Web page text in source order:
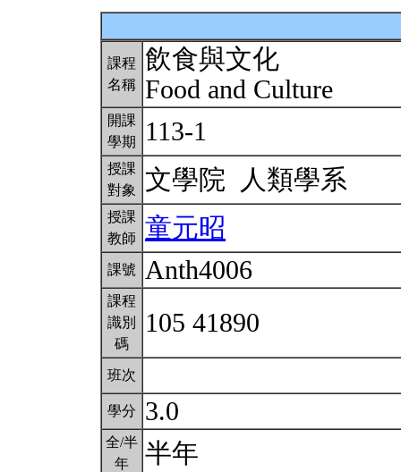
課程
名稱
飲食與文化
Food and Culture
開課
學期
113-1
授課
對象
文學院 人類學系
授課
教師
童元昭
課號 Anth4006
課程
識別
碼
105 41890
班次
學分 3.0
全/半
年
半年